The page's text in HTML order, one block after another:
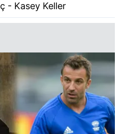
- Kasey Keller